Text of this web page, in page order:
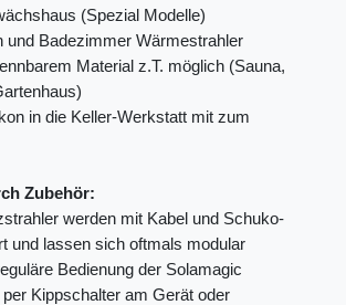
(Spezial Modelle)
und Badezimmer Wärmestrahler
Material z.T. möglich (Sauna,
in die Keller-Werkstatt mit zum
Zubehör:
werden mit Kabel und Schuko-
und lassen sich oftmals modular
Bedienung der Solamagic
Kippschalter am Gerät oder